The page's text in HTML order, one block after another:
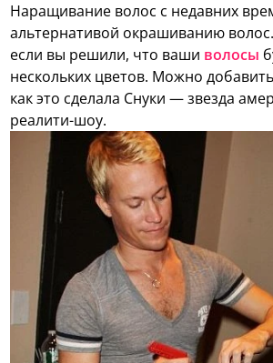
Наращивание волос с недавних
альтернативой окрашиванию
если вы решили, что ваши волосы
нескольких цветов. Можно
как это сделала Снуки — звезда
реалити-шоу.